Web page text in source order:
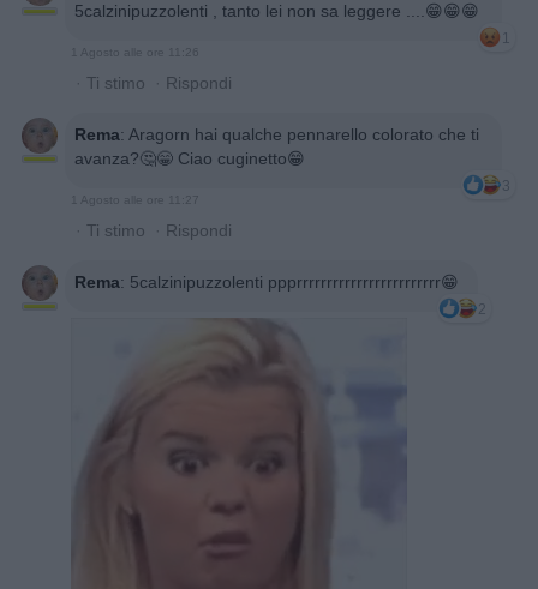
5calzinipuzzolenti , tanto lei non sa leggere ....😁😁😁
1
1 Agosto alle ore 11:26
· Ti stimo · Rispondi
Rema: Aragorn hai qualche pennarello colorato che ti
avanza?🤔😁 Ciao cuginetto😁
3
1 Agosto alle ore 11:27
· Ti stimo · Rispondi
Rema: 5calzinipuzzolenti ppprrrrrrrrrrrrrrrrrrrrrrrr😁
2